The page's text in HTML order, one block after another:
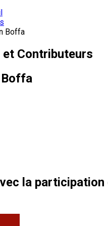
Boffa
Contributeurs
Boffa
la participation